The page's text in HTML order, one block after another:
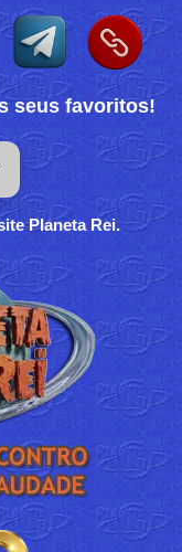
seus favoritos!
Planeta Rei.